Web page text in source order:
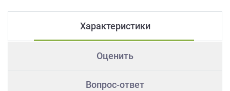
Характеристики
Оценить
Вопрос-ответ